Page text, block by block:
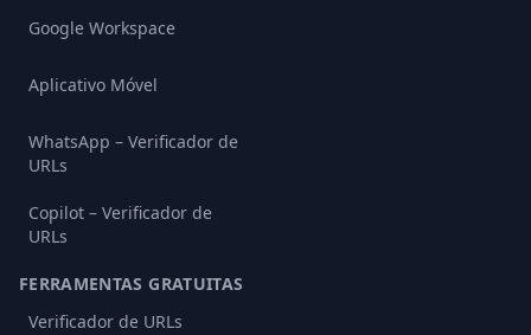
Google Workspace
Aplicativo Móvel
WhatsApp – Verificador de
URLs
Copilot – Verificador de
URLs
FERRAMENTAS GRATUITAS
Verificador de URLs